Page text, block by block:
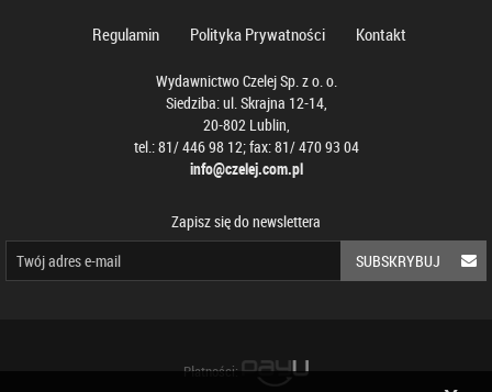
Regulamin Polityka Prywatności Kontakt
Wydawnictwo Czelej Sp. z o. o.
Siedziba: ul. Skrajna 12-14,
20-802 Lublin,
tel.: 81/ 446 98 12; fax: 81/ 470 93 04
info@czelej.com.pl
Zapisz się do newslettera
SUBSKRYBUJ
Płatności: